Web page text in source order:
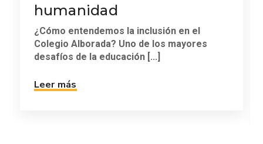
humanidad
¿Cómo entendemos la inclusión en el
Colegio Alborada? Uno de los mayores
desafíos de la educación [...]
Leer más